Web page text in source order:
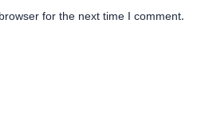
for the next time I comment.